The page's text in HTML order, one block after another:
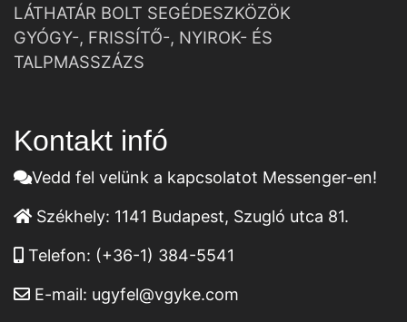
LÁTHATÁR BOLT SEGÉDESZKÖZÖK
GYÓGY-, FRISSÍTŐ-, NYIROK- ÉS
TALPMASSZÁZS
Kontakt infó
Vedd fel velünk a kapcsolatot Messenger-en!
Székhely: 1141 Budapest, Szugló utca 81.
Telefon: (+36-1) 384-5541
E-mail: ugyfel@vgyke.com